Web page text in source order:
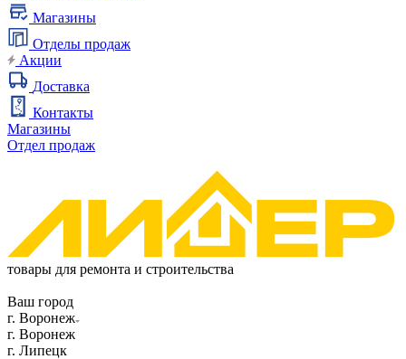
Магазины
Отделы продаж
Акции
Доставка
Контакты
Магазины
Отдел продаж
товары для ремонта и строительства
Ваш город
г. Воронеж
г. Воронеж
г. Липецк